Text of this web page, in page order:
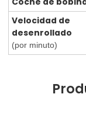
Velocidad de
desenrollado
(por minuto)